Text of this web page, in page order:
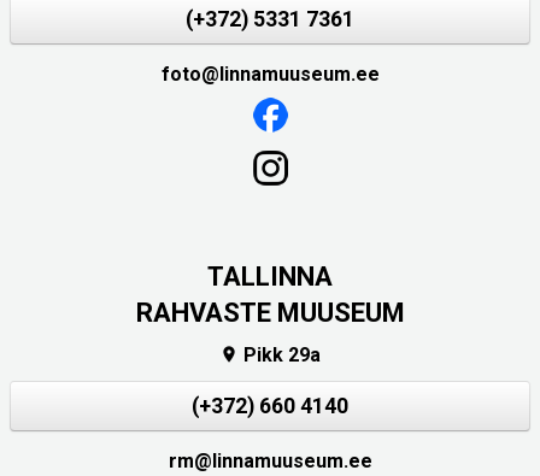
(+372) 5331 7361
foto@linnamuuseum.ee
TALLINNA
RAHVASTE MUUSEUM
 Pikk 29a
(+372) 660 4140
rm@linnamuuseum.ee